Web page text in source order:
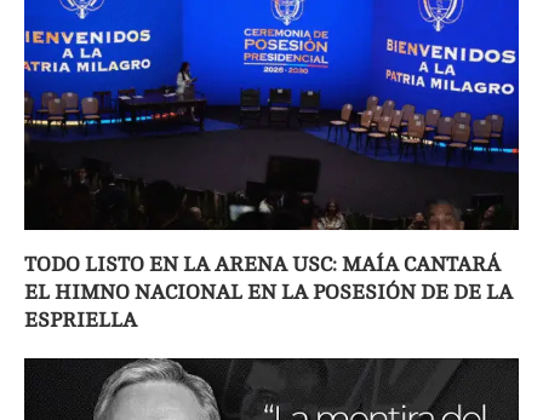
TODO LISTO EN LA ARENA USC: MAÍA CANTARÁ
EL HIMNO NACIONAL EN LA POSESIÓN DE DE LA
ESPRIELLA